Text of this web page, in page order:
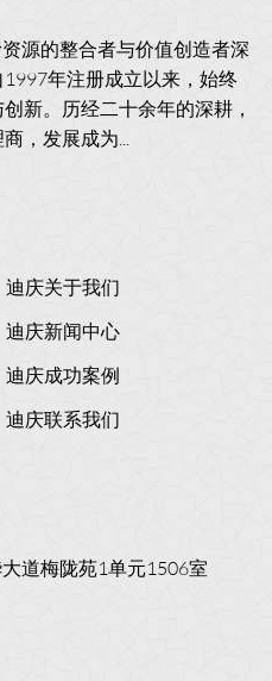
源的整合者与价值创造者深
年注册成立以来，始终
新。历经二十余年的深耕，
，发展成为...
迪庆关于我们
迪庆新闻中心
迪庆成功案例
迪庆联系我们
道梅陇苑1单元1506室